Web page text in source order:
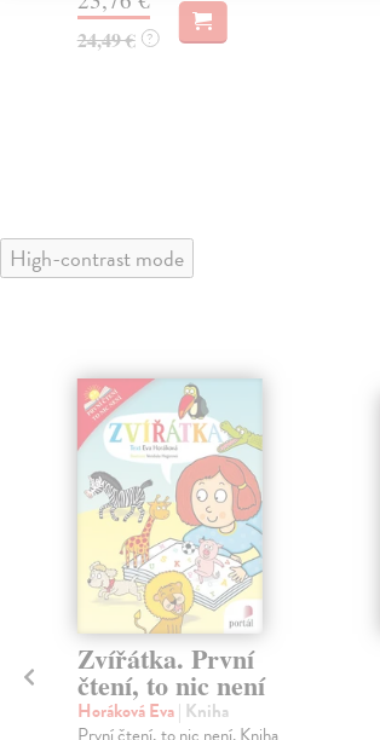
24,49 € ?
High-contrast mode
Zvířátka. První
čtení, to nic není
Horáková Eva| Kniha